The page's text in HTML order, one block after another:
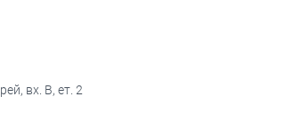
вх. В, ет. 2